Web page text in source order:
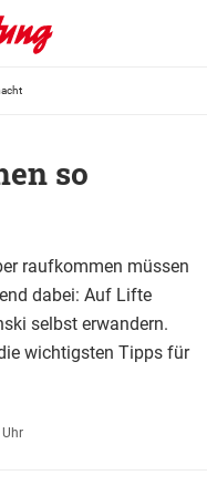
so
raufkommen müssen
dabei: Auf Lifte
selbst erwandern.
wichtigsten Tipps für